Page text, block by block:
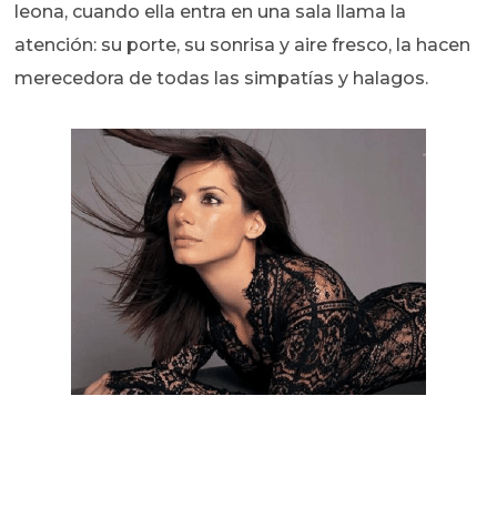
leona, cuando ella entra en una sala llama la
atención: su porte, su sonrisa y aire fresco, la hacen
merecedora de todas las simpatías y halagos.